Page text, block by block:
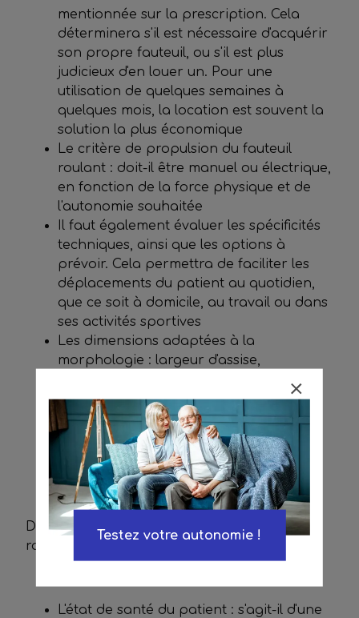
mentionnée sur la prescription. Cela
déterminera s'il est nécessaire d'acquérir
son propre fauteuil, ou s'il est plus
judicieux d'en louer un. Pour une
utilisation de quelques semaines à
quelques mois, la location est souvent la
solution la plus économique
Le critère de propulsion du fauteuil
roulant : doit-il être manuel ou électrique,
en fonction de la force physique et de
l'autonomie souhaitée
Il faut également évaluer les spécificités
techniques, ainsi que les options à
prévoir. Cela permettra de faciliter les
déplacements du patient au quotidien,
que ce soit à domicile, au travail ou dans
ses activités sportives
Les dimensions adaptées à la
morphologie : largeur d'assise,
Le type d'environnement principal
d'utilisation : intérieur, extérieur, mixte
Les contraintes de transport et de
stockage
Le budget disponible et les possibilités
de prise en charge
Dans le cas d'un renouvellement de fauteuil
roulant, il faut préciser les critères suivants :
L'état de santé du patient : s'agit-il d'une
Testez votre autonomie !